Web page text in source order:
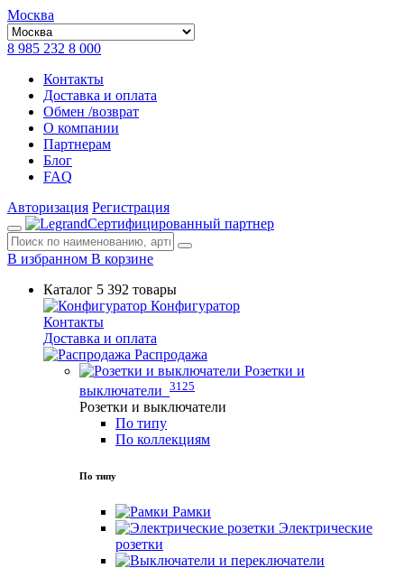
Москва
8 985 232 8 000
Контакты
Доставка и оплата
Обмен /возврат
О компании
Партнерам
Блог
FAQ
Авторизация Регистрация
Сертифицированный партнер
В избранном В корзине
Каталог 5 392 товары
Конфигуратор
Контакты
Доставка и оплата
Распродажа
Розетки и
выключатели 3125
Розетки и выключатели
По типу
По коллекциям
По типу
Рамки
Электрические
розетки